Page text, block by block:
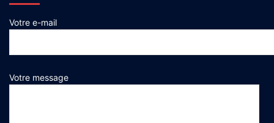
Votre e-mail
Votre message